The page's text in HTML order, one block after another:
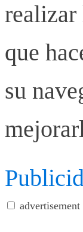
que
su
advertisement